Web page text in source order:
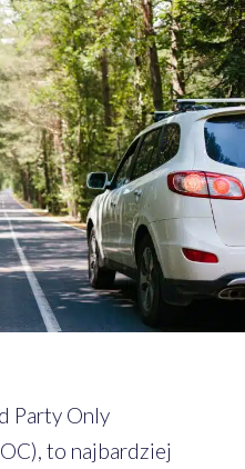
Party Only
to najbardziej